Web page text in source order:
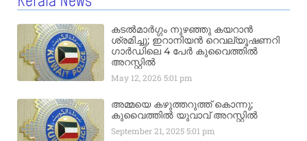
കടൽമാർഗ്ഗം നുഴഞ്ഞു കയറാൻ
ശ്രമിച്ചു; ഇറാനിയൻ റെവല്യൂഷണറി
ഗാർഡിലെ 4 പേർ കുവൈത്തിൽ
അറസ്റ്റിൽ
May 12, 20265:01 pm
അമ്മയെ കഴുത്തറുത്ത് കൊന്നു;
കുവൈത്തിൽ യുവാവ് അറസ്റ്റിൽ
September 21, 20255:01 pm